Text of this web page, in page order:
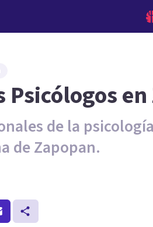
Psicólogos
de la
de Zapopan.